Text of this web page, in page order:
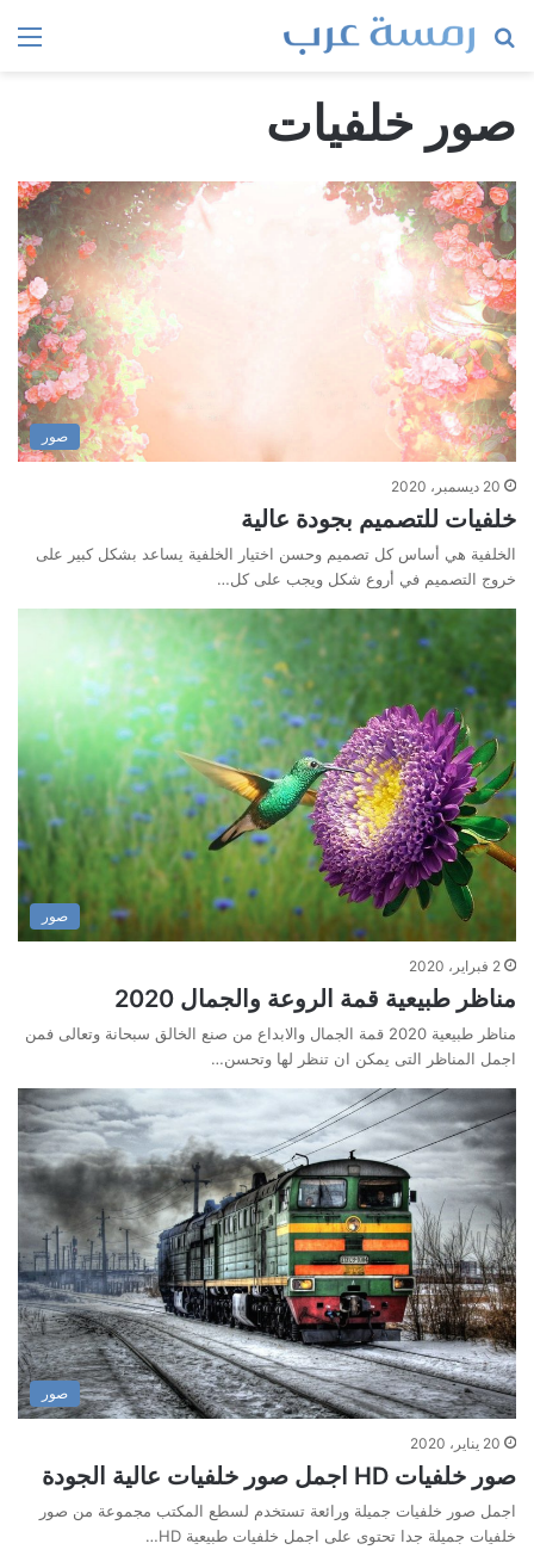
بحث
صور خلفيات
صور
20 ديسمبر، 2020
خلفيات للتصميم بجودة عالية
‏الخلفية هي أساس كل تصميم وحسن اختيار الخلفية يساعد بشكل كبير على
خروج التصميم ‏في أروع شكل ويجب على كل…
صور
2 فبراير، 2020
مناظر طبيعية قمة الروعة والجمال 2020
مناظر طبيعية 2020 قمة الجمال والابداع من صنع الخالق سبحانة وتعالى فمن
اجمل المناظر التى يمكن ان تنظر لها وتحسن…
صور
20 يناير، 2020
صور خلفيات HD اجمل صور خلفيات عالية الجودة
اجمل صور خلفيات جميلة ورائعة تستخدم لسطع المكتب مجموعة من صور
خلفيات جميلة جدا تحتوى على اجمل خلفيات طبيعية HD…